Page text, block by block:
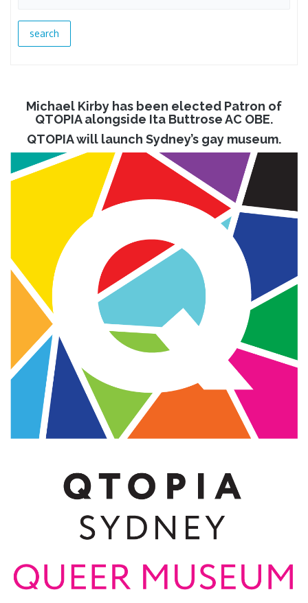
Michael Kirby has been elected Patron of
QTOPIA alongside Ita Buttrose AC OBE.
QTOPIA will launch Sydney’s gay museum.